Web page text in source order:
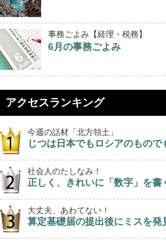
事務ごよみ【経理・税務】
6月の事務ごよみ
アクセスランキング
今週の話材「北方領土」
じつは日本でもロシアのもの
社会人のたしなみ！
正しく、きれいに「数字」を書
大丈夫、あわてない！
算定基礎届の提出後にミスを発